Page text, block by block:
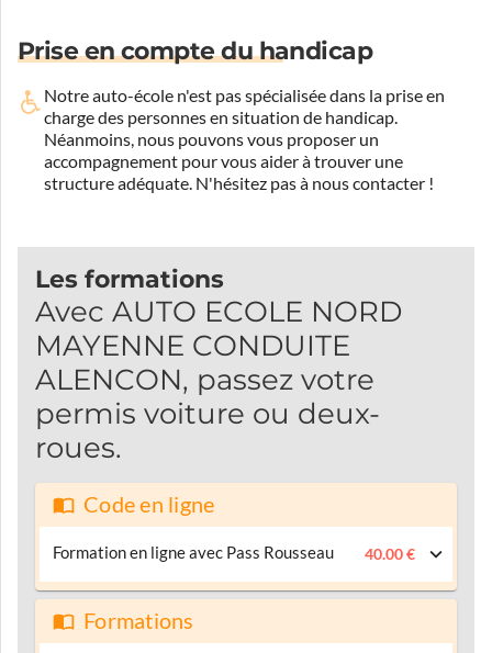
Prise en compte du handicap
Notre auto-école n'est pas spécialisée dans la prise en
charge des personnes en situation de handicap.
Néanmoins, nous pouvons vous proposer un
accompagnement pour vous aider à trouver une
structure adéquate. N'hésitez pas à nous contacter !
Les formations
Avec AUTO ECOLE NORD
MAYENNE CONDUITE
ALENCON, passez votre
permis voiture ou deux-
roues.
Code en ligne
Formation en ligne avec Pass Rousseau 40.00 €
Formations